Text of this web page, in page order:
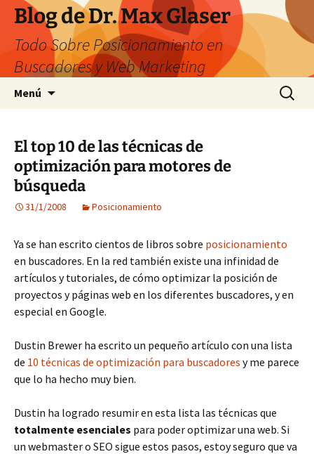
Saltar
contenido
Blog de Dr. Max Glaser
Todo Sobre Posicionamiento en
Buscadores y Web Marketing
Menú Buscar:
El top 10 de las técnicas de
optimización para motores de
búsqueda
31/1/2008 Posicionamiento
Ya se han escrito cientos de libros sobre posicionamiento
en buscadores. En la red también existe una infinidad de
artículos y tutoriales, de cómo optimizar la posición de
proyectos y páginas web en los diferentes buscadores, y en
especial en Google.
Dustin Brewer ha escrito un pequeño artículo con una lista
de 10 técnicas de optimización para buscadores y me parece
que lo ha hecho muy bien.
Dustin ha logrado resumir en esta lista las técnicas que
totalmente esenciales para poder optimizar una web. Si
un webmaster o SEO sigue estos pasos, estoy seguro que va